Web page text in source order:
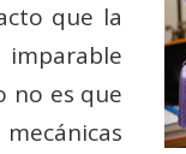
que la
no es que